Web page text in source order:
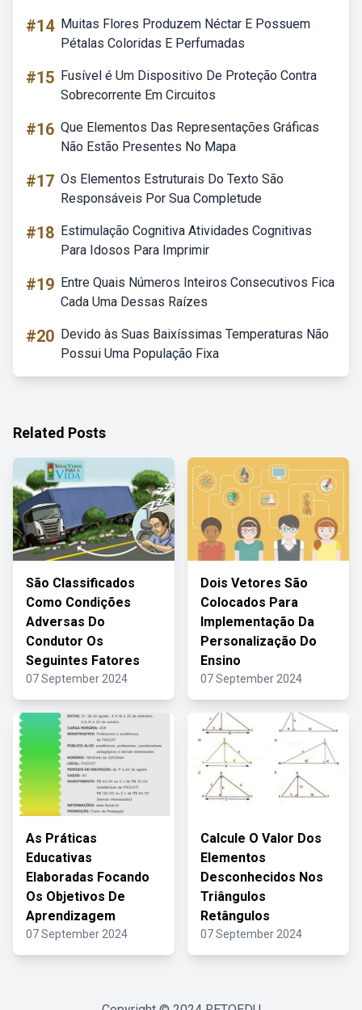
#14 Muitas Flores Produzem Néctar E Possuem
Pétalas Coloridas E Perfumadas
#15 Fusível é Um Dispositivo De Proteção Contra
Sobrecorrente Em Circuitos
#16 Que Elementos Das Representações Gráficas
Não Estão Presentes No Mapa
#17 Os Elementos Estruturais Do Texto São
Responsáveis Por Sua Completude
#18 Estimulação Cognitiva Atividades Cognitivas
Para Idosos Para Imprimir
#19 Entre Quais Números Inteiros Consecutivos Fica
Cada Uma Dessas Raízes
#20 Devido às Suas Baixíssimas Temperaturas Não
Possui Uma População Fixa
Related Posts
São Classificados
Como Condições
Adversas Do
Condutor Os
Seguintes Fatores
07 September 2024
Dois Vetores São
Colocados Para
Implementação Da
Personalização Do
Ensino
07 September 2024
As Práticas
Educativas
Elaboradas Focando
Os Objetivos De
Aprendizagem
07 September 2024
Calcule O Valor Dos
Elementos
Desconhecidos Nos
Triângulos
Retângulos
07 September 2024